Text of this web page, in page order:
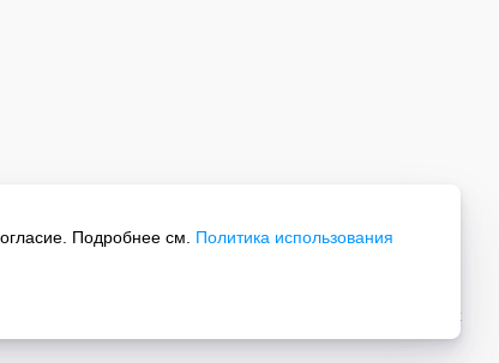
Подробнее см. Политика использования